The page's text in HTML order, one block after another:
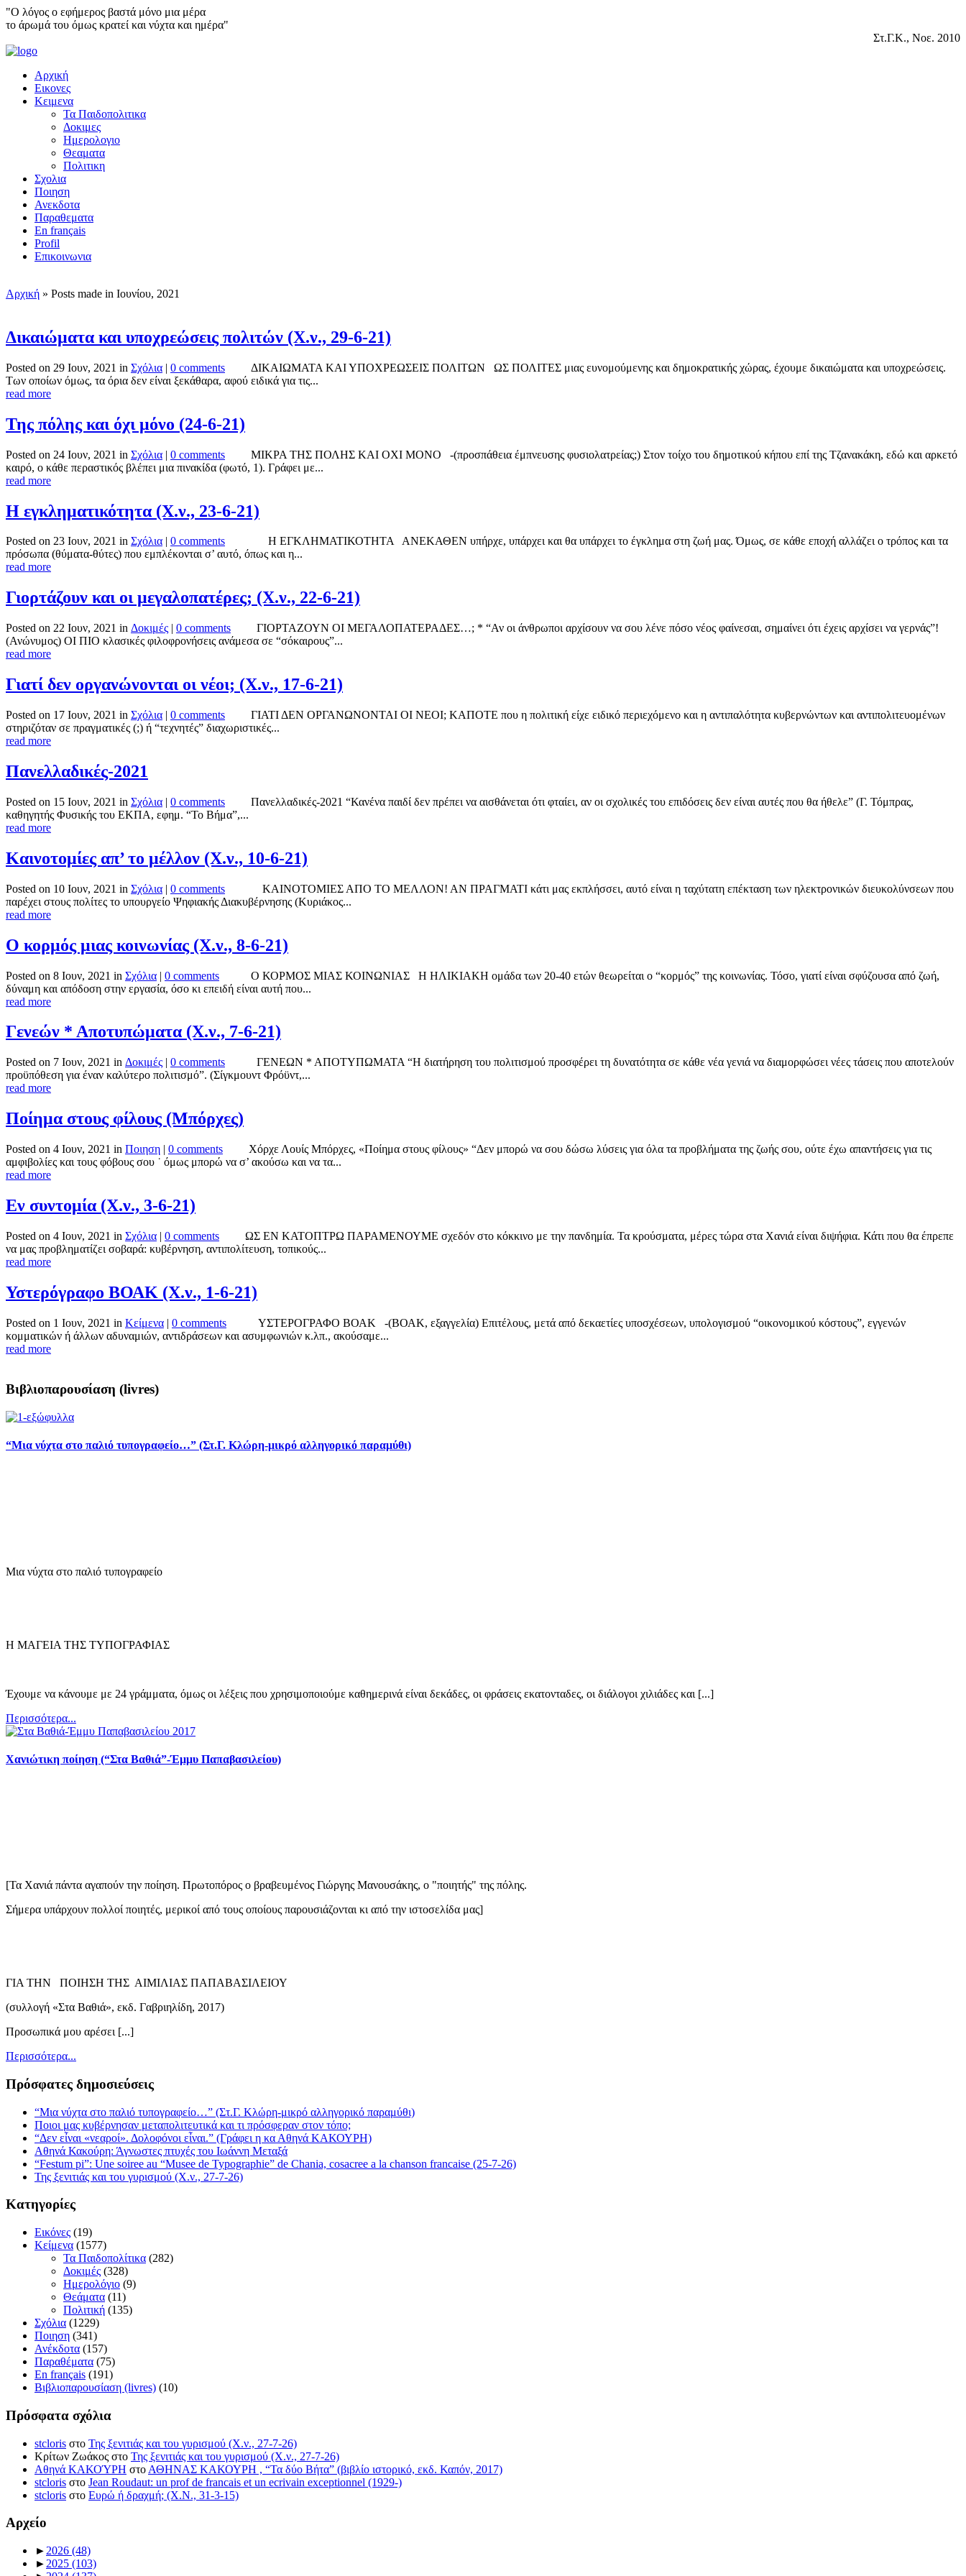
"Ο λόγος ο εφήμερος βαστά μόνο μια μέρα
το άρωμά του όμως κρατεί και νύχτα και ημέρα"
Στ.Γ.Κ., Νοε. 2010
Αρχική
Εικονες
Κειμενα
Τα Παιδοπολιτικα
Δοκιμες
Ημερολογιο
Θεαματα
Πολιτικη
Σχολια
Ποιηση
Ανεκδοτα
Παραθεματα
En français
Profil
Επικοινωνια
Αρχική » Posts made in Ιουνίου, 2021
Δικαιώματα και υποχρεώσεις πολιτών (Χ.ν., 29-6-21)
Posted on 29 Ιουν, 2021 in Σχόλια | 0 comments
ΔΙΚΑΙΩΜΑΤΑ ΚΑΙ ΥΠΟΧΡΕΩΣΕΙΣ ΠΟΛΙΤΩΝ ΩΣ ΠΟΛΙΤΕΣ μιας ευνομούμενης και δημοκρατικής χώρας, έχουμε δικαιώματα και υποχρεώσεις.
Των οποίων όμως, τα όρια δεν είναι ξεκάθαρα, αφού ειδικά για τις...
read more
Της πόλης και όχι μόνο (24-6-21)
Posted on 24 Ιουν, 2021 in Σχόλια | 0 comments
ΜΙΚΡΑ ΤΗΣ ΠΟΛΗΣ ΚΑΙ ΟΧΙ ΜΟΝΟ -(προσπάθεια έμπνευσης φυσιολατρείας;) Στον τοίχο του δημοτικού κήπου επί της Τζανακάκη, εδώ και αρκετό
καιρό, ο κάθε περαστικός βλέπει μια πινακίδα (φωτό, 1). Γράφει με...
read more
Η εγκληματικότητα (Χ.ν., 23-6-21)
Posted on 23 Ιουν, 2021 in Σχόλια | 0 comments
Η ΕΓΚΛΗΜΑΤΙΚΟΤΗΤΑ ΑΝΕΚΑΘΕΝ υπήρχε, υπάρχει και θα υπάρχει το έγκλημα στη ζωή μας. Όμως, σε κάθε εποχή αλλάζει ο τρόπος και τα
πρόσωπα (θύματα-θύτες) που εμπλέκονται σ’ αυτό, όπως και η...
read more
Γιορτάζουν και οι μεγαλοπατέρες; (Χ.ν., 22-6-21)
Posted on 22 Ιουν, 2021 in Δοκιμές | 0 comments
ΓΙΟΡΤΑΖΟΥΝ ΟΙ ΜΕΓΑΛΟΠΑΤΕΡΑΔΕΣ…; * “Αν οι άνθρωποι αρχίσουν να σου λένε πόσο νέος φαίνεσαι, σημαίνει ότι έχεις αρχίσει να γερνάς”!
(Ανώνυμος) ΟΙ ΠΙΟ κλασικές φιλοφρονήσεις ανάμεσα σε “σόκαιρους”...
read more
Γιατί δεν οργανώνονται οι νέοι; (Χ.ν., 17-6-21)
Posted on 17 Ιουν, 2021 in Σχόλια | 0 comments
ΓΙΑΤΙ ΔΕΝ ΟΡΓΑΝΩΝΟΝΤΑΙ ΟΙ ΝΕΟΙ; ΚΑΠΟΤΕ που η πολιτική είχε ειδικό περιεχόμενο και η αντιπαλότητα κυβερνώντων και αντιπολιτευομένων
στηριζόταν σε πραγματικές (;) ή “τεχνητές” διαχωριστικές...
read more
Πανελλαδικές-2021
Posted on 15 Ιουν, 2021 in Σχόλια | 0 comments
Πανελλαδικές-2021 “Κανένα παιδί δεν πρέπει να αισθάνεται ότι φταίει, αν οι σχολικές του επιδόσεις δεν είναι αυτές που θα ήθελε” (Γ. Τόμπρας,
καθηγητής Φυσικής του ΕΚΠΑ, εφημ. “Το Βήμα”,...
read more
Καινοτομίες απ’ το μέλλον (Χ.ν., 10-6-21)
Posted on 10 Ιουν, 2021 in Σχόλια | 0 comments
ΚΑΙΝΟΤΟΜΙΕΣ ΑΠΟ ΤΟ ΜΕΛΛΟΝ! ΑΝ ΠΡΑΓΜΑΤΙ κάτι μας εκπλήσσει, αυτό είναι η ταχύτατη επέκταση των ηλεκτρονικών διευκολύνσεων που
παρέχει στους πολίτες το υπουργείο Ψηφιακής Διακυβέρνησης (Κυριάκος...
read more
Ο κορμός μιας κοινωνίας (Χ.ν., 8-6-21)
Posted on 8 Ιουν, 2021 in Σχόλια | 0 comments
Ο ΚΟΡΜΟΣ ΜΙΑΣ ΚΟΙΝΩΝΙΑΣ Η ΗΛΙΚΙΑΚΗ ομάδα των 20-40 ετών θεωρείται ο “κορμός” της κοινωνίας. Τόσο, γιατί είναι σφύζουσα από ζωή,
δύναμη και απόδοση στην εργασία, όσο κι επειδή είναι αυτή που...
read more
Γενεών * Αποτυπώματα (Χ.ν., 7-6-21)
Posted on 7 Ιουν, 2021 in Δοκιμές | 0 comments
ΓΕΝΕΩΝ * ΑΠΟΤΥΠΩΜΑΤΑ “Η διατήρηση του πολιτισμού προσφέρει τη δυνατότητα σε κάθε νέα γενιά να διαμορφώσει νέες τάσεις που αποτελούν
προϋπόθεση για έναν καλύτερο πολιτισμό”. (Σίγκμουντ Φρόϋντ,...
read more
Ποίημα στους φίλους (Μπόρχες)
Posted on 4 Ιουν, 2021 in Ποιηση | 0 comments
Χόρχε Λουίς Μπόρχες, «Ποίημα στους φίλους» “Δεν μπορώ να σου δώσω λύσεις για όλα τα προβλήματα της ζωής σου, ούτε έχω απαντήσεις για τις
αμφιβολίες και τους φόβους σου ˙ όμως μπορώ να σ’ ακούσω και να τα...
read more
Εν συντομία (Χ.ν., 3-6-21)
Posted on 4 Ιουν, 2021 in Σχόλια | 0 comments
ΩΣ ΕΝ ΚΑΤΟΠΤΡΩ ΠΑΡΑΜΕΝΟΥΜΕ σχεδόν στο κόκκινο με την πανδημία. Τα κρούσματα, μέρες τώρα στα Χανιά είναι διψήφια. Κάτι που θα έπρεπε
να μας προβληματίζει σοβαρά: κυβέρνηση, αντιπολίτευση, τοπικούς...
read more
Υστερόγραφο ΒΟΑΚ (Χ.ν., 1-6-21)
Posted on 1 Ιουν, 2021 in Κείμενα | 0 comments
ΥΣΤΕΡΟΓΡΑΦΟ ΒΟΑΚ -(ΒΟΑΚ, εξαγγελία) Επιτέλους, μετά από δεκαετίες υποσχέσεων, υπολογισμού “οικονομικού κόστους”, εγγενών
κομματικών ή άλλων αδυναμιών, αντιδράσεων και ασυμφωνιών κ.λπ., ακούσαμε...
read more
Βιβλιοπαρουσίαση (livres)
“Μια νύχτα στο παλιό τυπογραφείο…” (Στ.Γ. Κλώρη-μικρό αλληγορικό παραμύθι)
Μια νύχτα στο παλιό τυπογραφείο
Η ΜΑΓΕΙΑ ΤΗΣ ΤΥΠΟΓΡΑΦΙΑΣ
Έχουμε να κάνουμε με 24 γράμματα, όμως οι λέξεις που χρησιμοποιούμε καθημερινά είναι δεκάδες, οι φράσεις εκατονταδες, οι διάλογοι χιλιάδες και [...]
Περισσότερα...
Χανιώτικη ποίηση (“Στα Βαθιά”-Έμμυ Παπαβασιλείου)
[Τα Χανιά πάντα αγαπούν την ποίηση. Πρωτοπόρος ο βραβευμένος Γιώργης Μανουσάκης, ο "ποιητής" της πόλης.
Σήμερα υπάρχουν πολλοί ποιητές, μερικοί από τους οποίους παρουσιάζονται κι από την ιστοσελίδα μας]
ΓΙΑ ΤΗΝ ΠΟΙΗΣΗ ΤΗΣ ΑΙΜΙΛΙΑΣ ΠΑΠΑΒΑΣΙΛΕΙΟΥ
(συλλογή «Στα Βαθιά», εκδ. Γαβριηλίδη, 2017)
Προσωπικά μου αρέσει [...]
Περισσότερα...
Πρόσφατες δημοσιεύσεις
“Μια νύχτα στο παλιό τυπογραφείο…” (Στ.Γ. Κλώρη-μικρό αλληγορικό παραμύθι)
Ποιοι μας κυβέρνησαν μεταπολιτευτικά και τι πρόσφεραν στον τόπο;
“Δεν εἶναι «νεαροί». Δολοφόνοι εἶναι.” (Γράφει η κα Αθηνά ΚΑΚΟΥΡΗ)
Αθηνά Κακούρη: Άγνωστες πτυχές του Ιωάννη Μεταξά
“Festum pi”: Une soiree au “Musee de Typographie” de Chania, cosacree a la chanson francaise (25-7-26)
Της ξενιτιάς και του γυρισμού (Χ.ν., 27-7-26)
Κατηγορίες
Εικόνες (19)
Κείμενα (1577)
Τα Παιδοπολίτικα (282)
Δοκιμές (328)
Ημερολόγιο (9)
Θεάματα (11)
Πολιτική (135)
Σχόλια (1229)
Ποιηση (341)
Ανέκδοτα (157)
Παραθέματα (75)
En français (191)
Βιβλιοπαρουσίαση (livres) (10)
Πρόσφατα σχόλια
stcloris στο Της ξενιτιάς και του γυρισμού (Χ.ν., 27-7-26)
Κρίτων Ζωάκος στο Της ξενιτιάς και του γυρισμού (Χ.ν., 27-7-26)
Αθηνά ΚΑΚΟΎΡΗ στο ΑΘΗΝΑΣ ΚΑΚΟΥΡΗ , “Τα δύο Βήτα” (βιβλίο ιστορικό, εκδ. Καπόν, 2017)
stcloris στο Jean Roudaut: un prof de francais et un ecrivain exceptionnel (1929-)
stcloris στο Ευρώ ή δραχμή; (Χ.Ν., 31-3-15)
Αρχείο
► 2026 (48)
► 2025 (103)